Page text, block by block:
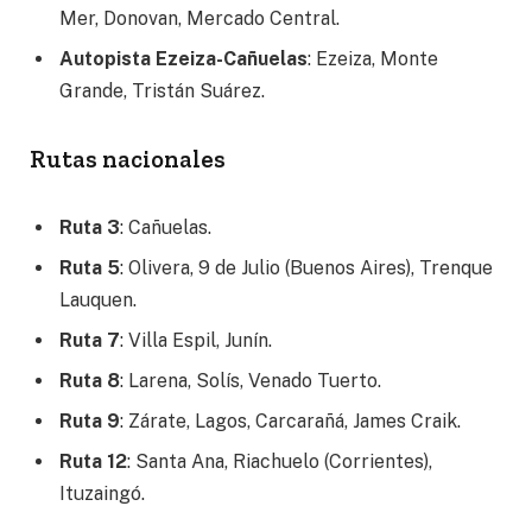
Mer, Donovan, Mercado Central.
Autopista Ezeiza-Cañuelas: Ezeiza, Monte
Grande, Tristán Suárez.
Rutas nacionales
Ruta 3: Cañuelas.
Ruta 5: Olivera, 9 de Julio (Buenos Aires), Trenque
Lauquen.
Ruta 7: Villa Espil, Junín.
Ruta 8: Larena, Solís, Venado Tuerto.
Ruta 9: Zárate, Lagos, Carcarañá, James Craik.
Ruta 12: Santa Ana, Riachuelo (Corrientes),
Ituzaingó.